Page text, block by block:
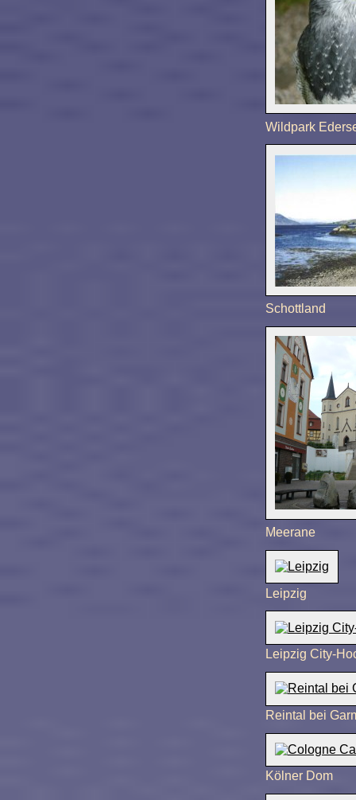
Wildpark
Schottland
Meerane
Leipzig
Leipzig City-
Reintal bei
Kölner Dom